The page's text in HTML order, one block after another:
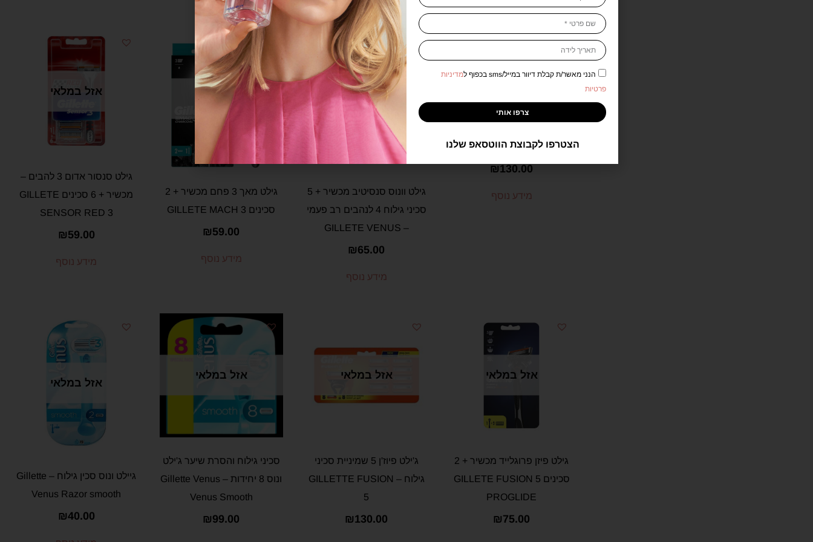
סכין רב פעמי Gillete Venus
₪130.00
מידע נוסף
אזל במלאי
גילט וונוס סנסיטיב מכשיר + 5
סכיני גילוח 4 לנהבים רב פעמי
– GILLETE VENUS
₪65.00
מידע נוסף
אזל במלאי
גילט מאך 3 פחם מכשיר + 2
סכינים GILLETE MACH 3
₪59.00
מידע נוסף
אזל במלאי
גילט סנסור אדום 3 להבים –
מכשיר + 6 סכינים GILLETE
SENSOR RED 3
₪59.00
מידע נוסף
אזל במלאי
גילט פיזן פרוגלייד מכשיר + 2
סכינים GILLETE FUSION 5
PROGLIDE
₪75.00
אזל במלאי
ג'ילט פיוז'ן 5 שמיניית סכיני
גילוח – GILLETTE FUSION
5
₪130.00
אזל במלאי
סכיני גילוח והסרת שיער ג'ילט
Venus Smooth
₪99.00
אזל במלאי
גיילט ונוס סכין גילוח – Gillette
Venus Razor smooth
₪40.00
הנני מאשר/ת קבלת דיוור במייל/sms בכפוף ל
מדיניות
פרטיות
צרפו אותי
הצטרפו לקבוצת הווטסאפ שלנו